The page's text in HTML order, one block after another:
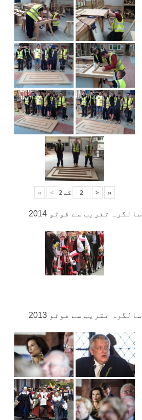
«
< کے2
>
»
سالگرہ تقریب سے فوٹو 2014
سالگرہ تقریب سے فوٹو 2013